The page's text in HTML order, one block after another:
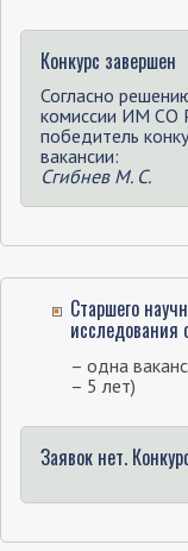
Конкурс завершен
Согласно
комиссии ИМ СО
победитель
вакансии:
Сгибнев М. С.
Старшего
исследования
– одна
– 5 лет)
Заявок нет.